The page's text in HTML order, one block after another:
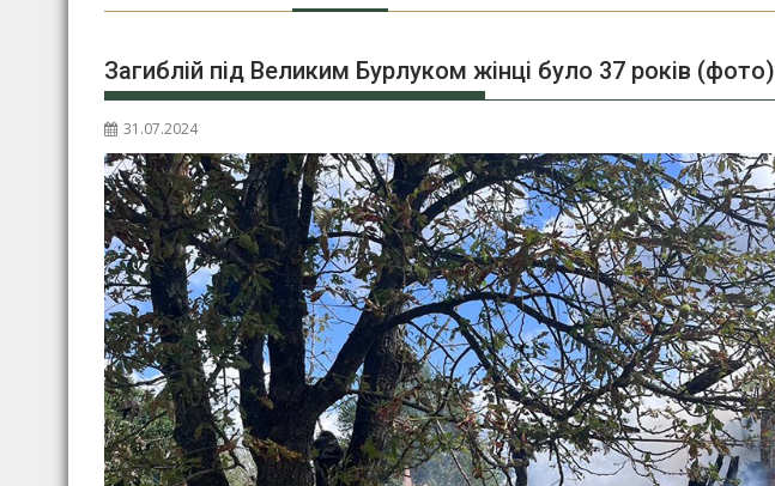
Загиблій під Великим Бурлуком жінці було 37 років (фото)
31.07.2024